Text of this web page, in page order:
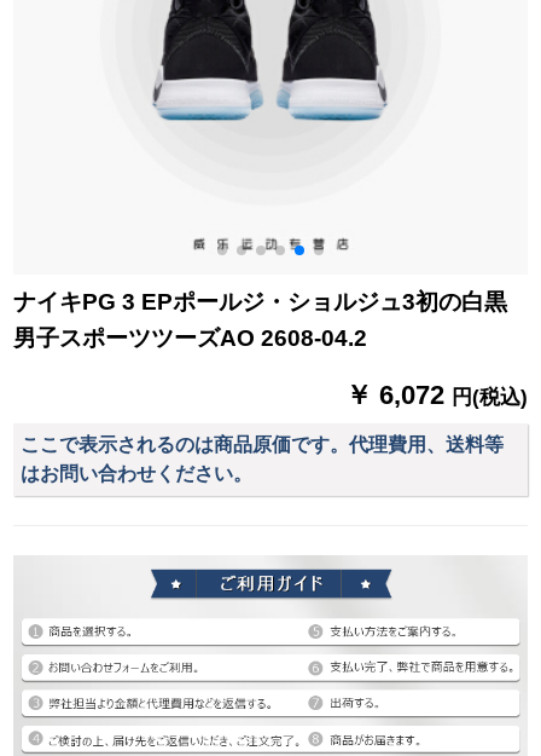
ナイキPG 3 EPポールジ・ショルジュ3初の白黒
男子スポーツツーズAO 2608-04.2
￥ 6,072 円(税込)
ここで表示されるのは商品原価です。代理費用、送料等
はお問い合わせください。